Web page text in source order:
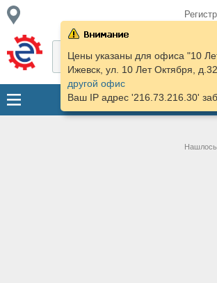
Цены указаны для офиса "10
Ижевск, ул. 10 Лет Октября, д.32.
другой офис
Ваш IP адрес '216.73.216.30'
Нашлось